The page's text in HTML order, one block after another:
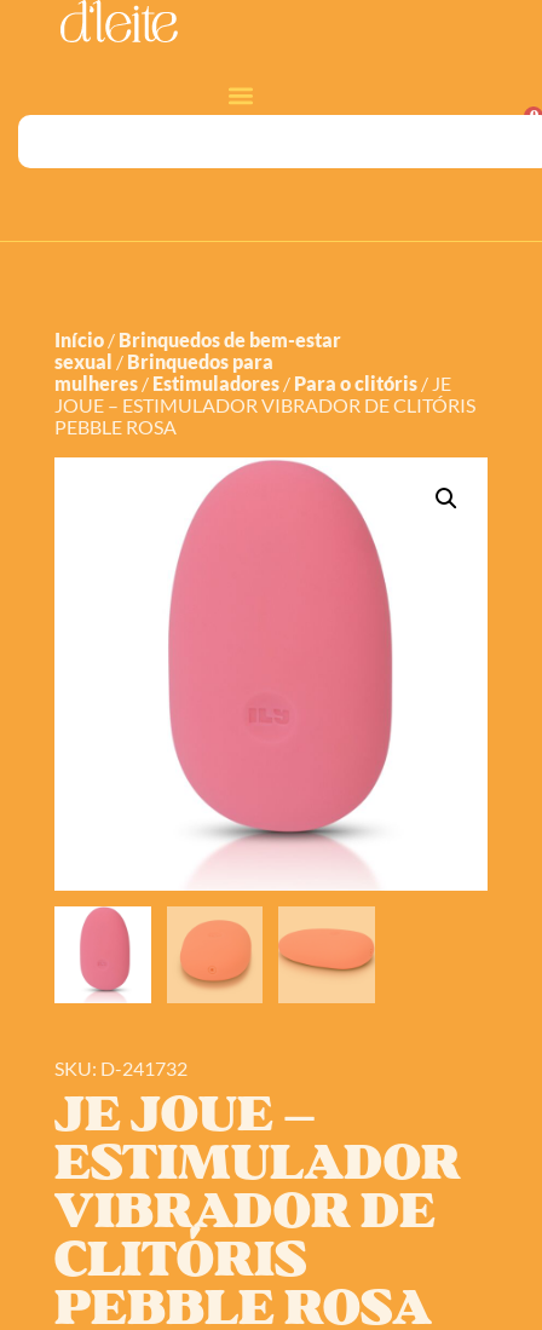
0
Início/ Brinquedos de bem-estar
sexual / Brinquedos para
mulheres/ Estimuladores/ Para o clitóris/ JE
JOUE – ESTIMULADOR VIBRADOR DE CLITÓRIS
PEBBLE ROSA
SKU: D-241732
JE JOUE –
ESTIMULADOR
VIBRADOR DE
CLITÓRIS
PEBBLE ROSA